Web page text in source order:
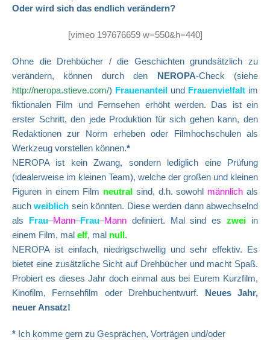
Oder wird sich das endlich verändern?
[vimeo 197676659 w=550&h=440]
Ohne die Drehbücher / die Geschichten grundsätzlich zu
verändern, können durch den NEROPA-Check (siehe
http://neropa.stieve.com/) Frauenanteil und Frauenvielfalt im
fiktionalen Film und Fernsehen erhöht werden. Das ist ein
erster Schritt, den jede Produktion für sich gehen kann, den
Redaktionen zur Norm erheben oder Filmhochschulen als
Werkzeug vorstellen können.*
NEROPA ist kein Zwang, sondern lediglich eine Prüfung
(idealerweise im kleinen Team), welche der großen und kleinen
Figuren in einem Film neutral sind, d.h. sowohl männlich als
auchweiblich sein könnten. Diese werden dann abwechselnd
als Frau–Mann–Frau–Manndefiniert. Mal sind eszwei in
einem Film, mal elf, mal null.
NEROPA ist einfach, niedrigschwellig und sehr effektiv. Es
bietet eine zusätzliche Sicht auf Drehbücher und macht Spaß.
Probiert es dieses Jahr doch einmal aus bei Eurem Kurzfilm,
Kinofilm, Fernsehfilm oder Drehbuchentwurf. Neues Jahr,
neuer Ansatz!
* Ich komme gern zu Gesprächen, Vorträgen und/oder